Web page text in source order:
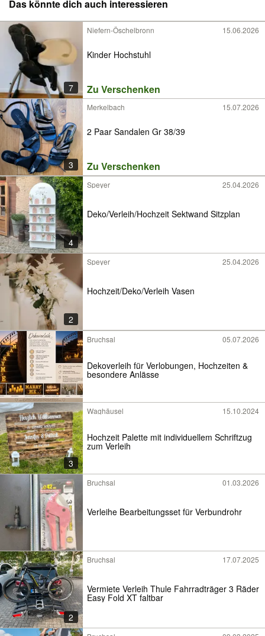
Das könnte dich auch interessieren
7
Niefern-Öschelbronn 15.06.2026
Kinder Hochstuhl
Zu Verschenken
3
Merkelbach 15.07.2026
2 Paar Sandalen Gr 38/39
Zu Verschenken
4
Speyer 25.04.2026
Deko/Verleih/Hochzeit Sektwand Sitzplan
2
Speyer 25.04.2026
Hochzeit/Deko/Verleih Vasen
Bruchsal 05.07.2026
Dekoverleih für Verlobungen, Hochzeiten &
besondere Anlässe
3
Waghäusel 15.10.2024
Hochzeit Palette mit individuellem Schriftzug
zum Verleih
Bruchsal 01.03.2026
Verleihe Bearbeitungsset für Verbundrohr
2
Bruchsal 17.07.2025
Vermiete Verleih Thule Fahrradträger 3 Räder
Easy Fold XT faltbar